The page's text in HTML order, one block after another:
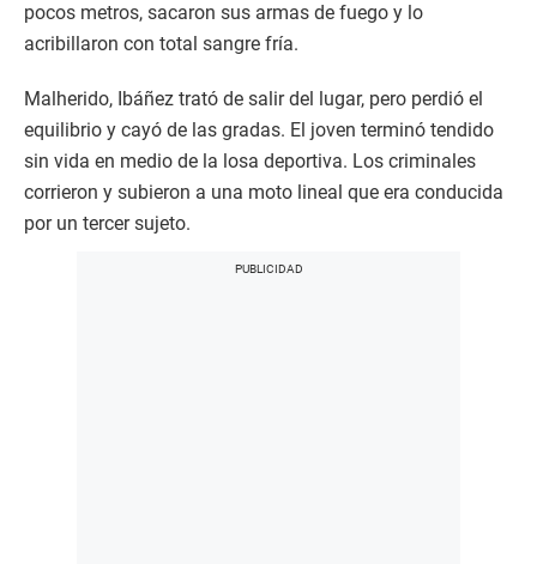
pocos metros, sacaron sus armas de fuego y lo
acribillaron con total sangre fría.
Malherido, Ibáñez trató de salir del lugar, pero perdió el
equilibrio y cayó de las gradas. El joven terminó tendido
sin vida en medio de la losa deportiva. Los criminales
corrieron y subieron a una moto lineal que era conducida
por un tercer sujeto.